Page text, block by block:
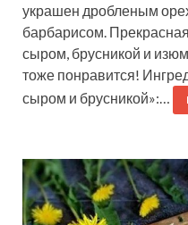
украшен дробленым
барбарисом.
сыром, брусникой и
тоже понравится!
сыром и брусникой»:…